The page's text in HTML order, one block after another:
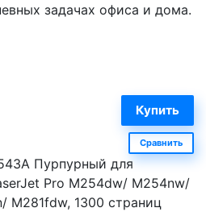
задачах офиса и дома.
Сравнить
Пурпурный для
Pro M254dw/ M254nw/
M281fdw, 1300 страниц